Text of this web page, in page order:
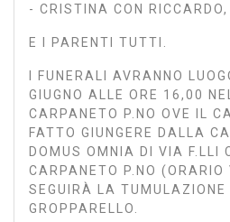
- CRISTINA CON
E I PARENTI TUTTI.
I FUNERALI AVRANNO
GIUGNO ALLE ORE 16,00
CARPANETO P.NO OVE IL
FATTO GIUNGERE DALLA
DOMUS OMNIA DI VIA F.LLI
CARPANETO P.NO
SEGUIRÀ LA TUMULAZIONE
GROPPARELLO.